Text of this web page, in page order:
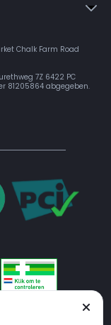
Chalk Farm Road
7Z 6422 PC
81205864 abgegeben.